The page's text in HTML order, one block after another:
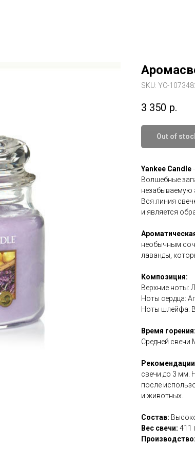
SKU: YC-
3 350 р.
Out of
Yankee Candle
Волшебные
незабываемую
Вся линия
и является
необычным
лаванды,
Композиция:
Верхние ноты:
Ноты сердца:
Ноты шлейфа:
Время горения:
Средней свечи
свечи до 3 мм.
после
и животных.
Состав:
Вес свечи: 411
Производство: